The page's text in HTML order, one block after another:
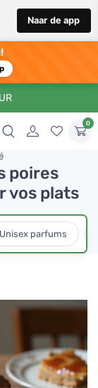
Naar de app
0
poires
vos plats
Unisex parfums